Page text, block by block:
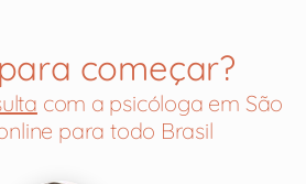
começar?
com a psicóloga em São
para todo Brasil